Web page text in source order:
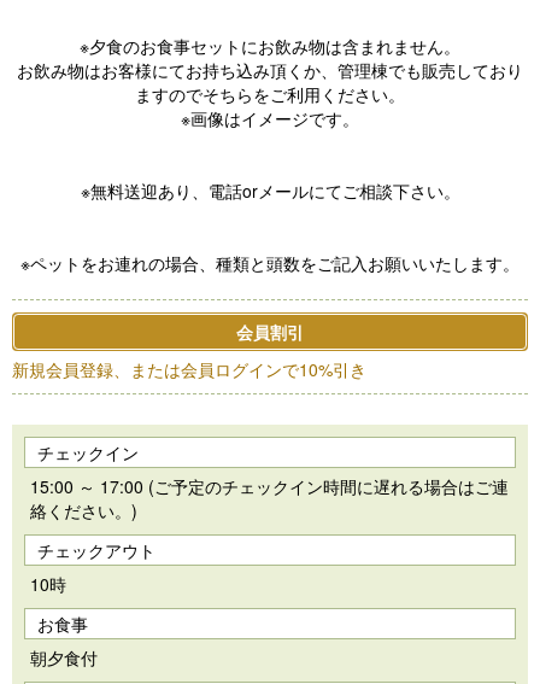
※夕食のお食事セットにお飲み物は含まれません。
お飲み物はお客様にてお持ち込み頂くか、管理棟でも販売しており
ますのでそちらをご利用ください。
※画像はイメージです。
※無料送迎あり、電話orメールにてご相談下さい。
※ペットをお連れの場合、種類と頭数をご記入お願いいたします。
会員割引
新規会員登録、または会員ログインで10%引き
チェックイン
15:00 ～ 17:00 (ご予定のチェックイン時間に遅れる場合はご連
絡ください。)
チェックアウト
10時
お食事
朝夕食付